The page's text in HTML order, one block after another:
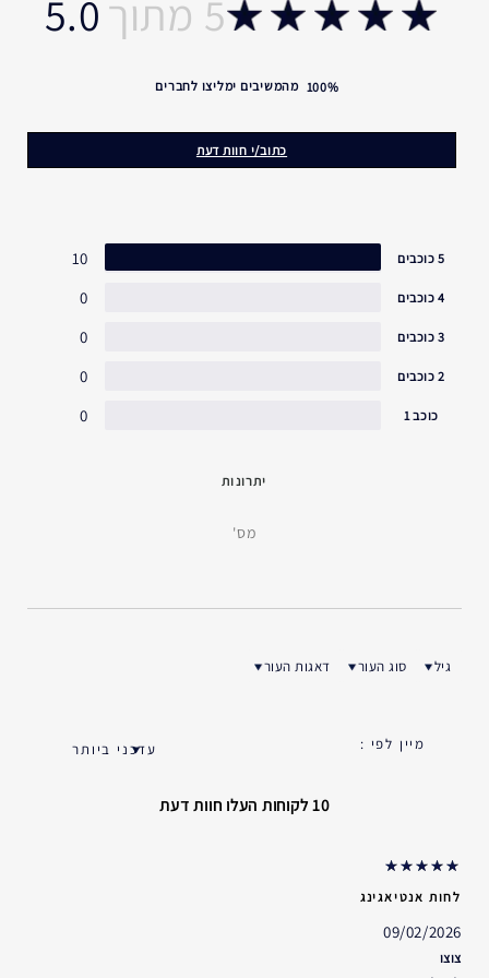
נפיחות.*קהות* הגנה נוגדת חמצון.*הופעת קווים יבשים מסביב
Disodium Edta, Bht, Phenoxyethanol, Yellow 5 (Ci 19140),
Blue 1 (Ci 42090)<ILN43725>
5.0
כתוב/י חוות דעת
100% מהמשיבים ימליצו לחברים
5 כוכבים 10
4 כוכבים 0
3 כוכבים 0
2 כוכבים 0
כוכב 1 0
יתרונות
מס'
גיל
סוג העור
דאגות העור
10 לקוחות העלו חוות דעת
לחות אנטיאגינג
09/02/2026
צוצו